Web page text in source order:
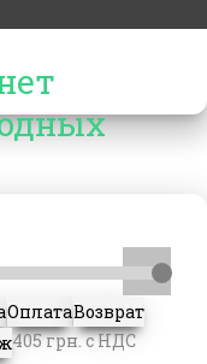
ОплатаВозврат
405 грн. с НДС